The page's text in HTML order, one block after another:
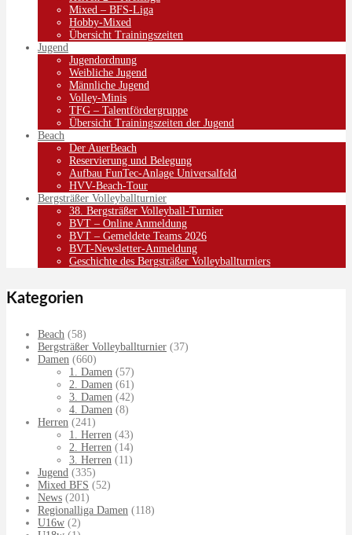
Mixed – BFS-Liga
Hobby-Mixed
Übersicht Trainingszeiten
Jugend
Jugendordnung
Weibliche Jugend
Männliche Jugend
Volley-Minis
TFG – Talentfördergruppe
Übersicht Trainingszeiten der Jugend
Beach
Der AuerBeach
Reservierung und Belegung
Aufbau FunTec-Anlage Universalfeld
HVV-Beach-Tour
Bergsträßer Volleyballturnier
38. Bergsträßer Volleyball-Turnier
BVT – Online Anmeldung
BVT – Gemeldete Teams 2026
BVT-Newsletter-Anmeldung
Geschichte des Bergsträßer Volleyballturniers
Kategorien
Beach (58)
Bergsträßer Volleyballturnier (37)
Damen (660)
1. Damen (57)
2. Damen (61)
3. Damen (42)
4. Damen (8)
Herren (241)
1. Herren (43)
2. Herren (14)
3. Herren (11)
Jugend (335)
Mixed BFS (52)
News (201)
Regionalliga Damen (118)
U16w (2)